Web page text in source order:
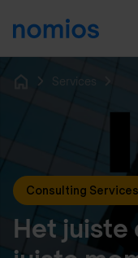
Services
Consulting Services
Het juiste